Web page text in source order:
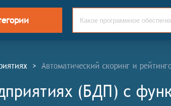
> Автоматический скоринг и
(БДП) c